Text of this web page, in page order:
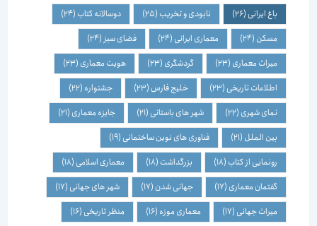
باغ ایرانی(26) نابودی و تخریب(25) دوسالانه کتاب(24)
مسکن(24) معماری ایرانی(24) فضای سبز(24)
میراث معماری(23) گردشگری(23) هویت معماری(23)
اطلاعات تاریخی(23) خلیج فارس(23) جشنواره(22)
نمای شهری(22) شهر های باستانی(21) جایزه معماری(21)
بین الملل(21) فناوری های نوین ساختمانی(19)
رونمایی از کتاب(18) بزرگداشت(18) معماری اسلامی(18)
گفتمان معماری(17) جهانی شدن(17) شهر های جهانی(17)
میراث جهانی(17) معماری موزه(16) منظر تاریخی(16)